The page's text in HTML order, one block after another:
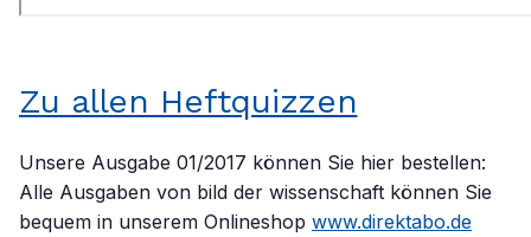
Zu allen Heftquizzen
Unsere Ausgabe 01/2017 können Sie hier bestellen:
Alle Ausgaben von bild der wissenschaft können Sie
bequem in unserem Onlineshop www.direktabo.de